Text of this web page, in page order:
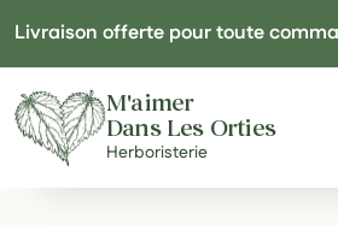
Livraison offerte pour toute
M'aimer
Dans Les Orties
Herboristerie